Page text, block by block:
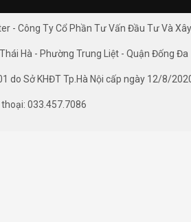
- Công Ty Cổ Phần Tư Vấn Đầu Tư Và
Hà - Phường Trung Liệt - Quận Đống Đa
do Sở KHĐT Tp.Hà Nội cấp ngày 12/8/
033.457.7086